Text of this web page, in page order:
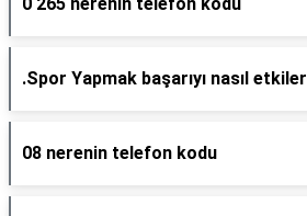
.Spor Yapmak başarıyı nasıl etkiler
08 nerenin telefon kodu